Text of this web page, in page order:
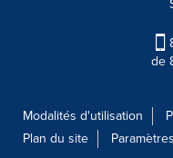
de
Modalités d'utilisation
Plan du site